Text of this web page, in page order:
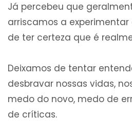
Já percebeu que
arriscamos a
de ter certeza que é
Deixamos de tentar
desbravar nossas vidas,
medo do novo, medo de
de críticas.